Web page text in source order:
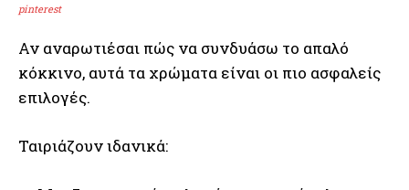
pinterest
Αν αναρωτιέσαι πώς να συνδυάσω το απαλό
κόκκινο, αυτά τα χρώματα είναι οι πιο ασφαλείς
επιλογές.
Ταιριάζουν ιδανικά: